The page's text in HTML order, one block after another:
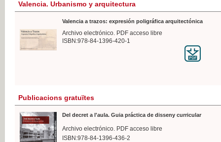
Valencia. Urbanismo y arquitectura
Valencia a trazos: expresión poligráfica arquitectónica
Archivo electrónico. PDF acceso libre
ISBN:978-84-1396-420-1
Publicacions gratuïtes
Del decret a l'aula. Guia práctica de disseny curricular
Archivo electrónico. PDF acceso libre
ISBN:978-84-1396-436-2